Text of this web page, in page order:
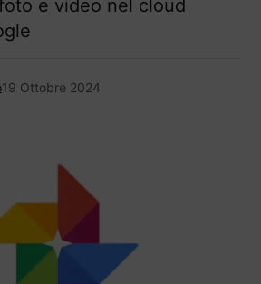
e video nel cloud
19 Ottobre 2024